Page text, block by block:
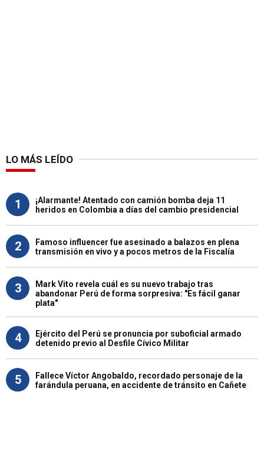
LO MÁS LEÍDO
1
¡Alarmante! Atentado con camión bomba deja 11
heridos en Colombia a días del cambio presidencial
2
Famoso influencer fue asesinado a balazos en plena
transmisión en vivo y a pocos metros de la Fiscalía
3
Mark Vito revela cuál es su nuevo trabajo tras
abandonar Perú de forma sorpresiva: "Es fácil ganar
plata"
4
Ejército del Perú se pronuncia por suboficial armado
detenido previo al Desfile Cívico Militar
5
Fallece Víctor Angobaldo, recordado personaje de la
farándula peruana, en accidente de tránsito en Cañete